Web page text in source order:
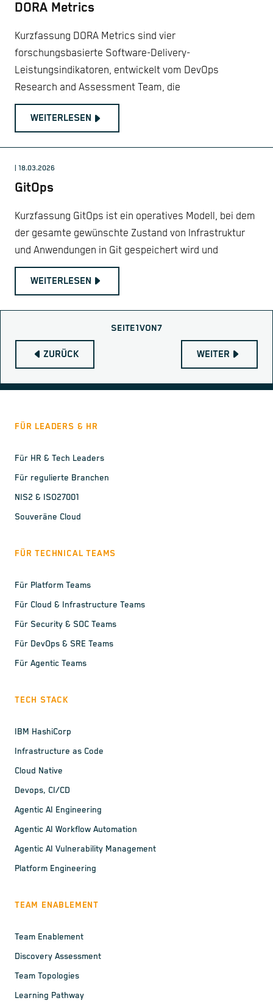
DORA Metrics
Kurzfassung DORA Metrics sind vier
forschungsbasierte Software-Delivery-
Leistungsindikatoren, entwickelt vom DevOps
Research and Assessment Team, die
WEITERLESEN
| 18.03.2026
GitOps
Kurzfassung GitOps ist ein operatives Modell, bei dem
der gesamte gewünschte Zustand von Infrastruktur
und Anwendungen in Git gespeichert wird und
WEITERLESEN
ZURÜCK
SEITE1VON7
WEITER
FÜR LEADERS & HR
Für HR & Tech Leaders
Für regulierte Branchen
NIS2 & ISO27001
Souveräne Cloud
FÜR TECHNICAL TEAMS
Für Platform Teams
Für Cloud & Infrastructure Teams
Für Security & SOC Teams
Für DevOps & SRE Teams
Für Agentic Teams
TECH STACK
IBM HashiCorp
Infrastructure as Code
Cloud Native
Devops, CI/CD
Agentic AI Engineering
Agentic AI Workflow Automation
Agentic AI Vulnerability Management
Platform Engineering
TEAM ENABLEMENT
Team Enablement
Discovery Assessment
Team Topologies
Learning Pathway